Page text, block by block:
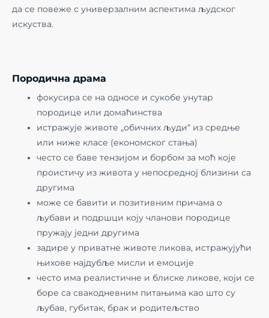
да се повеже с универзалним аспектима људског
искуства.
Породична драма
фокусира се на односе и сукобе унутар
породице или домаћинства
истражује животе „обичних људи“ из средње
или ниже класе (економског стања)
често се баве тензијом и борбом за моћ које
проистичу из живота у непосредној близини са
другима
може се бавити и позитивним причама о
љубави и подршци коју чланови породице
пружају једни другима
задире у приватне животе ликова, истражујући
њихове најдубље мисли и емоције
често има реалистичне и блиске ликове, који се
боре са свакодневним питањима као што су
љубав, губитак, брак и родитељство